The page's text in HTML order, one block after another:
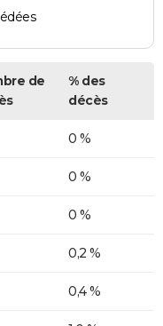
de
% des
décès
0 %
0 %
0 %
0,2 %
0,4 %